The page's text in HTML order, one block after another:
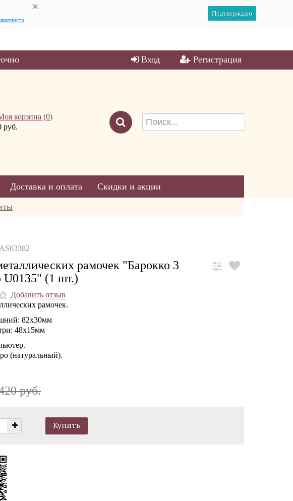
.
Подтверждаю
Вход Регистрация
корзина (0)
руб.
Доставка и оплата
Скидки и акции
рамочек "Барокко 3
U0135" (1 шт.)
Добавить отзыв
рамочек.
82х30мм
48х15мм
(натуральный).
руб.